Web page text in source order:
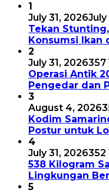
1
July 31, 2026July
Tekan
Konsumsi Ikan
2
July 31, 2026357
Operasi Antik
Pengedar dan
3
August 4, 2026
Kodim
Postur untuk
4
July 31, 2026352
538 Kilogram
Lingkungan
5